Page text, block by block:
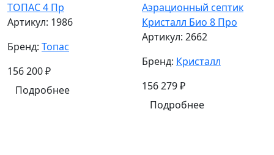
ТОПАС 4 Пр
Артикул: 1986
Бренд: Топас
156 200₽
Подробнее
Аэрационный септик
Кристалл Био 8 Про
Артикул: 2662
Бренд: Кристалл
156 279₽
Подробнее